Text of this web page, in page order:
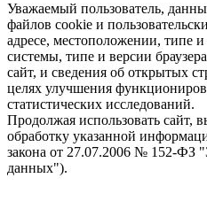
Уважаемый пользователь,
файлов cookie и
адресе, местоположении, типе
системы, типе и версии
сайт, и сведения об открытых
целях улучшения
статистических исследований.
Продолжая использовать сайт,
обработку указанной
закона от 27.07.2006 № 152-ФЗ
данных").